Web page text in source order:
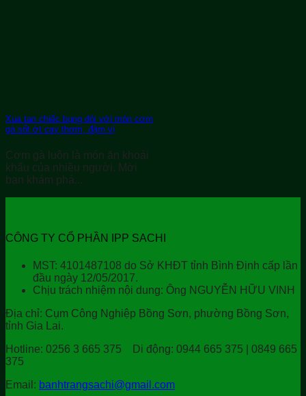
Xua tan chiếc bụng đói với món cơm
gà sốt ớt cay thơm, đậm vị
Cơm gà luôn là món ăn khoái
khẩu của nhiều người. Mời
bạn khám phá...
CÔNG TY CỔ PHẦN IPP SACHI
MST: 4101487108 do Sở KHĐT tỉnh Bình Định cấp lần
đầu ngày 12/05/2017.
Chịu trách nhiệm nội dung: Ông NGUYỄN HỮU VINH
Địa chỉ: Cụm Công Nghiệp Bồng Sơn, phường Bồng Sơn,
tỉnh Gia Lai.
Hotline: 0256 3 665 375 Di động: 0944 665 375 | 0849 665
375
Email: banhtrangsachi@gmail.com